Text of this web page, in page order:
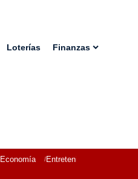
Loterías Finanzas
Economía Entretenimiento